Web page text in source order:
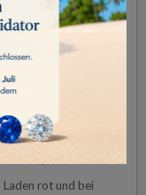
auf. Ein schwacher
Sie den Tester
roten Balken
des
schonen.
für optimales Laden.
rot und bei